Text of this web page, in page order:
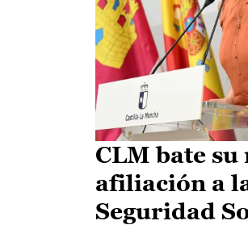
CLM bate
afiliación a
Seguridad